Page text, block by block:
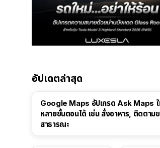
อัปเดตล่าสุด
Google Maps อัปเกรด Ask Maps ใ
หลายขั้นตอนได้ เช่น สั่งอาหาร, ติดตาม
สาธารณะ